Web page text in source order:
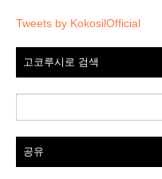
Tweets by KokosilOfficial
고코루시로 검색
공유